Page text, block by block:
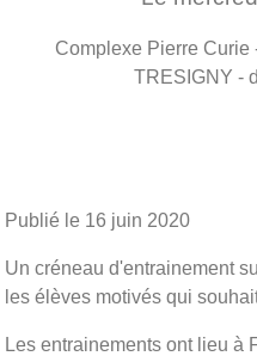
Complexe Pierre Curie
TRESIGNY -
Publié le 16 juin 2020
Un créneau d'entrainement
les élèves motivés qui
Les entrainements ont lieu à